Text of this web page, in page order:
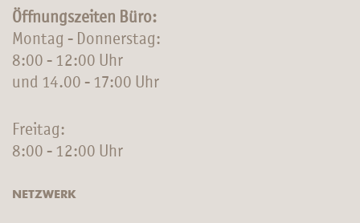
Öffnungszeiten Büro:
Montag - Donnerstag:
8:00 - 12:00 Uhr
und 14.00 - 17:00 Uhr
Freitag:
8:00 - 12:00 Uhr
NETZWERK